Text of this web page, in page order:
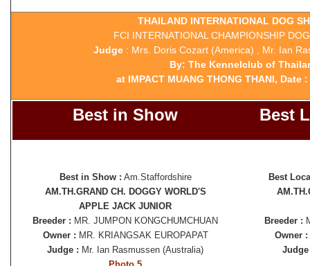
THAILAND INTERNATIONAL DOG
FCI INTERNATIONAL CHAMPIONSHIP
Judge : Mrs. Doris Cozart (America) , Mr. Ian
By: The Kennelclub of
at IMPACT MUANG THONG THANI, Date
Best in Show Best
Best in Show : Am.Staffordshire
AM.TH.GRAND CH. DOGGY WORLD'S
APPLE JACK JUNIOR
Breeder : MR. JUMPON KONGCHUMCHUAN
Owner : MR. KRIANGSAK EUROPAPAT
Judge : Mr. Ian Rasmussen (Australia)
Photo 5
Best
Breeder :
Owner :